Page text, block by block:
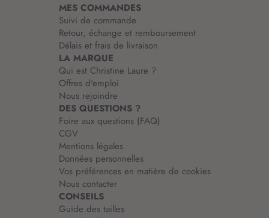
MES COMMANDES
Suivi de commande
Retour, échange et remboursement
Délais et frais de livraison
LA MARQUE
Qui est Christine Laure ?
Offres d'emploi
Nous rejoindre
DES QUESTIONS ?
Foire aux questions (FAQ)
CGV
Mentions légales
Données personnelles
Vos préférences en matière de cookies
Nous contacter
CONSEILS
Guide des tailles